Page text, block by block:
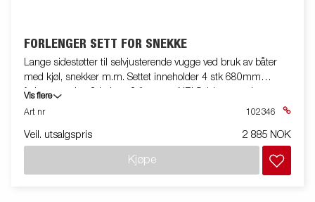
FORLENGER SETT FOR SNEKKE
Lange sidestøtter til selvjusterende vugge ved bruk av båter
med kjøl, snekker m.m. Settet inneholder 4 stk 680mm
forlengere, dvs. 2 bak og 2 framme. NB! Selvjusterende vugger
må bestilles ekstra.
Vis flere
Art nr
102346
Veil. utsalgspris 2 885 NOK
Kjøpe